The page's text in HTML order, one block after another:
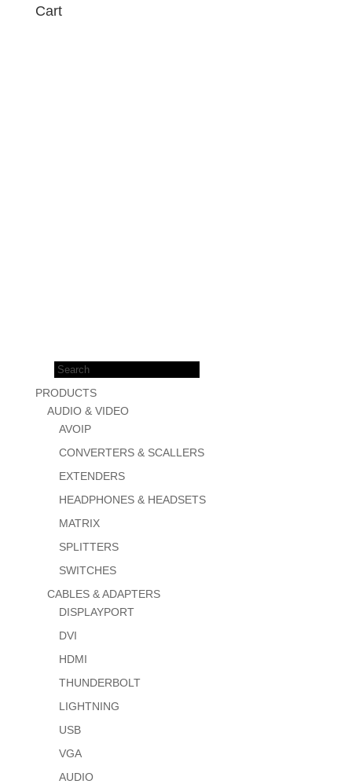
Cart
Products
PRODUCTS
AUDIO & VIDEO
AVOIP
CONVERTERS & SCALLERS
EXTENDERS
HEADPHONES & HEADSETS
MATRIX
SPLITTERS
SWITCHES
CABLES & ADAPTERS
DISPLAYPORT
DVI
HDMI
THUNDERBOLT
LIGHTNING
USB
VGA
AUDIO